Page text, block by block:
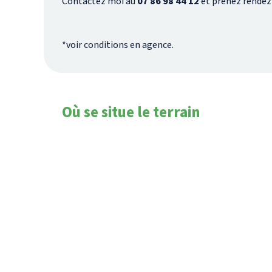
*voir conditions en agence.
Où se situe le terrain